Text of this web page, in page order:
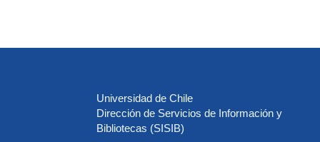
Universidad de Chile
Dirección de Servicios de Información y
Bibliotecas (SISIB)